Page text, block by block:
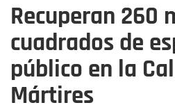
Recuperan 260
cuadrados de
público en la
Mártires